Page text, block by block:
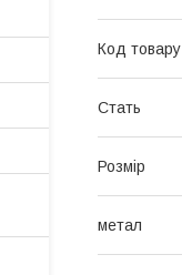
Код товару
Стать
Розмір
метал